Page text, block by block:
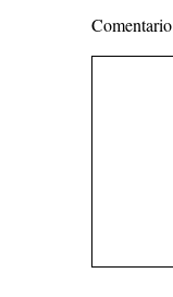
Comentario